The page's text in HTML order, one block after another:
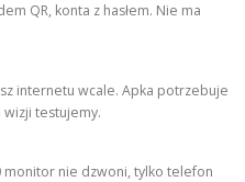
QR, konta z hasłem. Nie ma
internetu wcale. Apka potrzebuje
wizji testujemy.
monitor nie dzwoni, tylko telefon